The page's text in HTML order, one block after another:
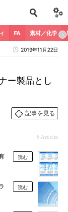
FA 素材／化学
2019年11月22日
ー製品とし
記事を見る
6 Articles
読む
読む